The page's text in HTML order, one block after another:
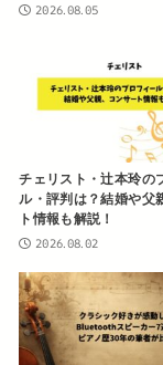
2026.08.05
チェリスト・辻本玲の
ル・評判は？結婚や父
ト情報も解説！
2026.08.02